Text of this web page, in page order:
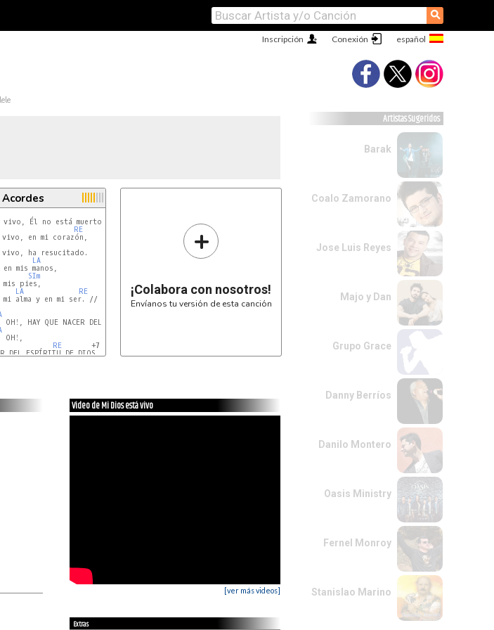
⚲
Conexión
Inscripción
RE
en mi corazón,
vivo, ha resucitado.
LA
mis manos,
SIm
mis pies,
LA
RE
mi alma y en mi ser. //
HAY QUE NACER DEL AGUA.
OH!,
RE
       +7
DEL ESPÍRITU DE DIOS.
+
¡Colabora con nosotros!
Envíanos tu versión de esta canción
Video de Mi Dios está vivo
[ver más videos]
Extras
Artistas Sugeridos
Barak
Coalo Zamorano
Jose Luis Reyes
Majo y Dan
Grupo Grace
Danny Berríos
Danilo Montero
Oasis Ministry
Fernel Monroy
Stanislao Marino